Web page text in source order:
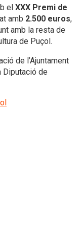
el XXX Premi de
amb 2.500 euros,
amb la resta de
de Puçol.
de l’Ajuntament
Diputació de